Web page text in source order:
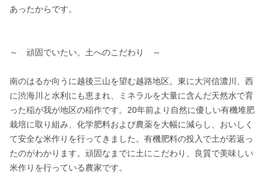
あったからです。
～　頑固でいたい。土へのこだわり　～
南のはるか向うに越後三山を望む越路地区。東に大河信濃川、西
に渋海川と水利にも恵まれ、ミネラルを大量に含んだ天然水で育
った稲が我が地区の稲作です。20年前より自然に優しい有機堆肥
栽培に取り組み、化学肥料および農薬を大幅に減らし、おいしく
て安全な米作りを行ってきました。有機肥料の投入で土が若返っ
たのがわかります。頑固なまでに土にこだわり、良質で美味しい